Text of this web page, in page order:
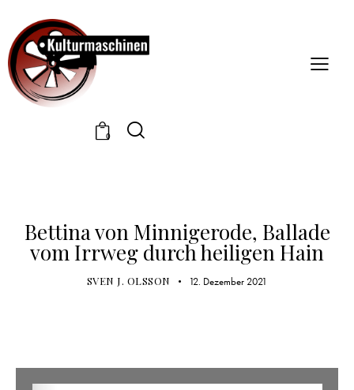
0
Bettina von Minnigerode, Ballade
vom Irrweg durch heiligen Hain
SVEN J. OLSSON 12. Dezember 2021